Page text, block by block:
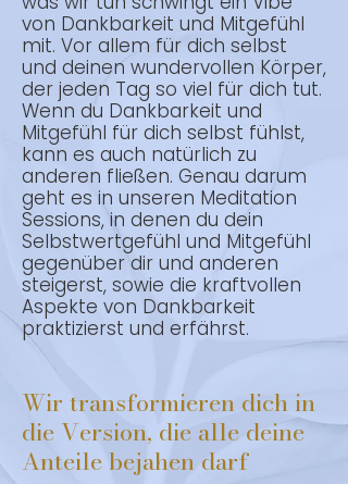
von Dankbarkeit und Mitgefühl
mit. Vor allem für dich selbst
und deinen wundervollen Körper,
der jeden Tag so viel für dich tut.
Wenn du Dankbarkeit und
Mitgefühl für dich selbst fühlst,
kann es auch natürlich zu
anderen fließen. Genau darum
geht es in unseren Meditation
Sessions, in denen du dein
Selbstwertgefühl und Mitgefühl
gegenüber dir und anderen
steigerst, sowie die kraftvollen
Aspekte von Dankbarkeit
praktizierst und erfährst.
Wir transformieren dich in
die Version, die alle deine
Anteile bejahen darf